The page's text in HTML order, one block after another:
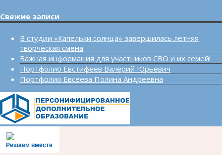
Свежие записи
В студии «Капельки солнца» завершилась летняя
творческая смена
Важная информация для участников СВО и их семей!
Портфолио Евстифеев Валерий Юрьевич
Портфолио Евсеева Полина Андреевна
Решаем вместе